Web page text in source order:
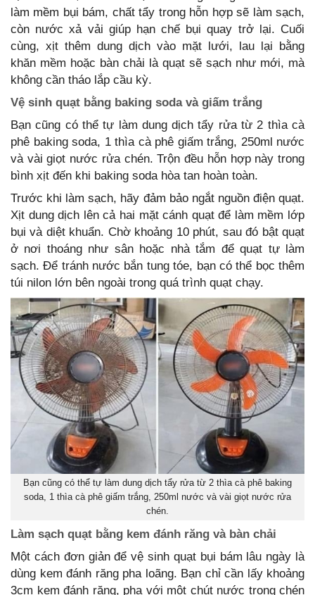
làm mềm bụi bám, chất tẩy trong hỗn hợp sẽ làm sạch,
còn nước xả vải giúp hạn chế bụi quay trở lại. Cuối
cùng, xịt thêm dung dịch vào mặt lưới, lau lại bằng
khăn mềm hoặc bàn chải là quạt sẽ sạch như mới, mà
không cần tháo lắp cầu kỳ.
Vệ sinh quạt bằng baking soda và giấm trắng
Bạn cũng có thể tự làm dung dịch tẩy rửa từ 2 thìa cà
phê baking soda, 1 thìa cà phê giấm trắng, 250ml nước
và vài giọt nước rửa chén. Trộn đều hỗn hợp này trong
bình xịt đến khi baking soda hòa tan hoàn toàn.
Trước khi làm sạch, hãy đảm bảo ngắt nguồn điện quạt.
Xịt dung dịch lên cả hai mặt cánh quạt để làm mềm lớp
bụi và diệt khuẩn. Chờ khoảng 10 phút, sau đó bật quạt
ở nơi thoáng như sân hoặc nhà tắm để quạt tự làm
sạch. Để tránh nước bắn tung tóe, bạn có thể bọc thêm
túi nilon lớn bên ngoài trong quá trình quạt chạy.
Bạn cũng có thể tự làm dung dịch tẩy rửa từ 2 thìa cà phê baking
soda, 1 thìa cà phê giấm trắng, 250ml nước và vài giọt nước rửa
chén.
Làm sạch quạt bằng kem đánh răng và bàn chải
Một cách đơn giản để vệ sinh quạt bụi bám lâu ngày là
dùng kem đánh răng pha loãng. Bạn chỉ cần lấy khoảng
3cm kem đánh răng, pha với một chút nước trong chén